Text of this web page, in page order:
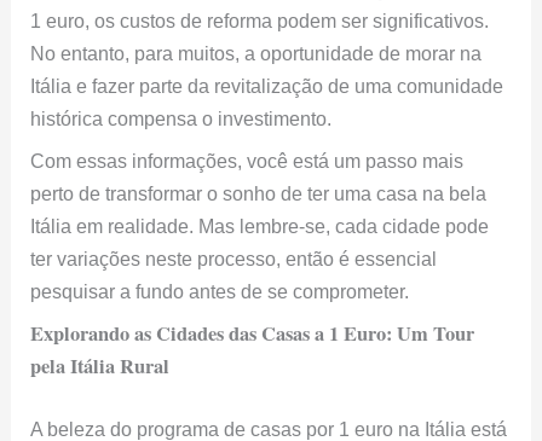
1 euro, os custos de reforma podem ser significativos.
No entanto, para muitos, a oportunidade de morar na
Itália e fazer parte da revitalização de uma comunidade
histórica compensa o investimento.
Com essas informações, você está um passo mais
perto de transformar o sonho de ter uma casa na bela
Itália em realidade. Mas lembre-se, cada cidade pode
ter variações neste processo, então é essencial
pesquisar a fundo antes de se comprometer.
Explorando as Cidades das Casas a 1 Euro: Um Tour
pela Itália Rural
A beleza do programa de casas por 1 euro na Itália está